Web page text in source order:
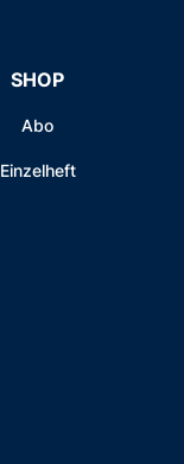
SHOP
Abo
Einzelheft